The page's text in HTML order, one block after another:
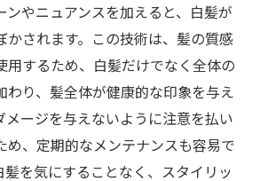
ンやニュアンスを加えると、白髪が
かされます。この技術は、髪の質感
用するため、白髪だけでなく全体の
わり、髪全体が健康的な印象を与え
メージを与えないように注意を払い
め、定期的なメンテナンスも容易で
髪を気にすることなく、スタイリッ